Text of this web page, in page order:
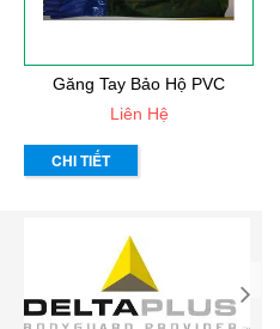
Găng Tay Bảo Hộ PVC
Liên Hệ
CHI TIẾT